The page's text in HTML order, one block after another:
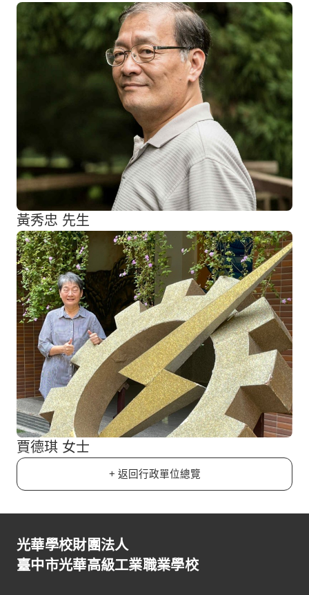
黃秀忠 先生
賈德琪 女士
+ 返回行政單位總覽
光華學校財團法人
臺中市光華高級工業職業學校